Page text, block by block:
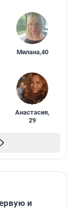
Милана,40
Анастасия,
29
и